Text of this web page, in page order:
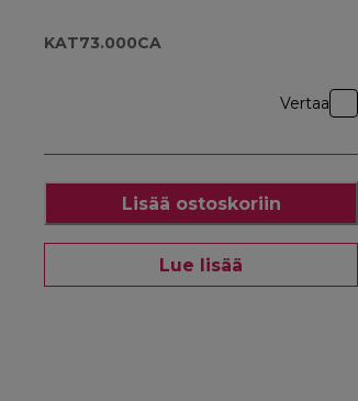
KAT73.000CA
Vertaa
Lisää ostoskoriin
Lue lisää